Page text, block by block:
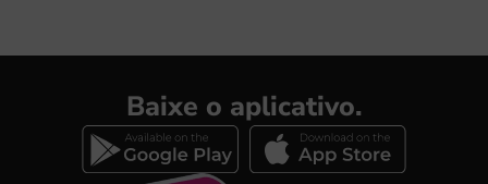
Baixe o aplicativo.